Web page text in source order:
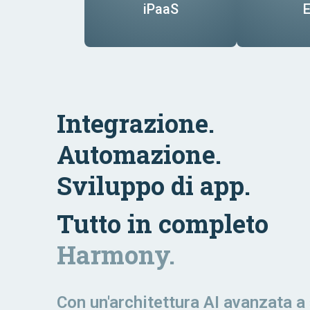
iPaaS
Integrazione.
Automazione.
Sviluppo di app.
Tutto in completo
Harmony.
Con un'architettura AI avanzata